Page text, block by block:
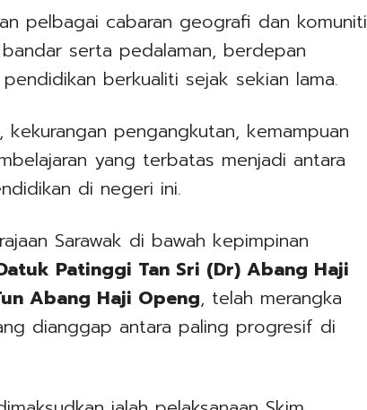
pelbagai cabaran geografi dan komuniti
serta pedalaman, berdepan
berkualiti sejak sekian lama.
kekurangan pengangkutan, kemampuan
yang terbatas menjadi antara
di negeri ini.
Sarawak di bawah kepimpinan
Patinggi Tan Sri (Dr) Abang Haji
Abang Haji Openg, telah merangka
dianggap antara paling progresif di